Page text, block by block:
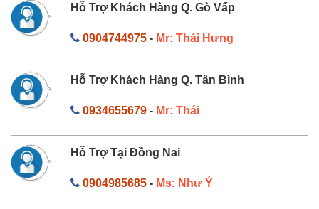
Hỗ Trợ Khách Hàng Q. Gò Vấp
0904744975- Mr: Thái Hưng
Hỗ Trợ Khách Hàng Q. Tân Bình
0934655679- Mr: Thái
Hỗ Trợ Tại Đồng Nai
0904985685- Ms: Như Ý